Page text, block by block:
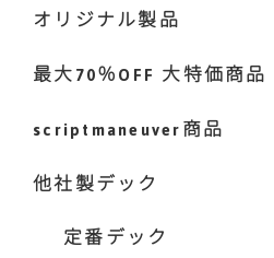
オリジナル製品
最大70％OFF 大特価商品
scriptmaneuver商品
他社製デック
定番デック